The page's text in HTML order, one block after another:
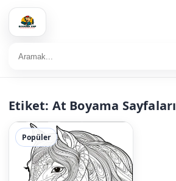
Etiket: At Boyama Sayfaları
Popüler